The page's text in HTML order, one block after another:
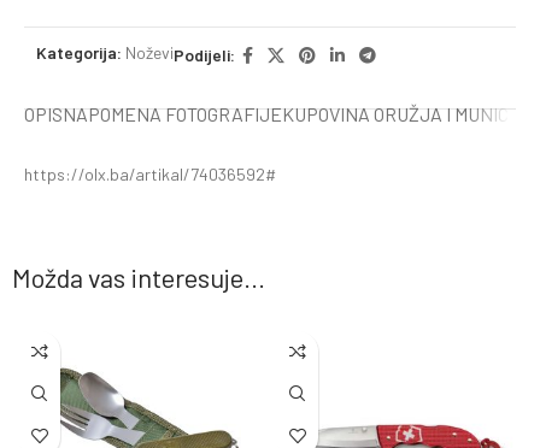
Kategorija: NoževiPodijeli:
OPISNAPOMENA FOTOGRAFIJEKUPOVINA ORUŽJA I MUNICIJE
https://olx.ba/artikal/74036592#
Možda vas interesuje...